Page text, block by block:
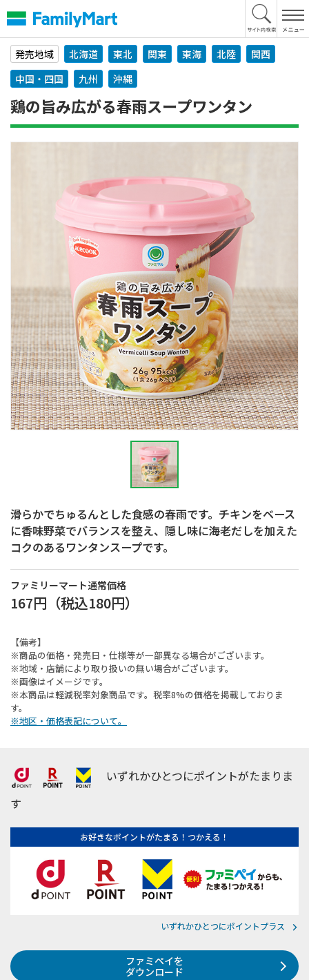
文
へ
発売地域
北海道 東北 関東 東海 北陸
関西
中国・四国
九州 沖縄
鶏の旨み広がる春雨スープワンタン
滑らかでちゅるんとした食感の春雨です。チキンをベース
に香味野菜でバランスを整え、隠し味に海老だしを加えた
コクのあるワンタンスープです。
ファミリーマート通常価格
167円 （税込180円）
【備考】
※商品の価格・発売日・仕様等が一部異なる場合がございます。
※地域・店舗により取り扱いの無い場合がございます。
※画像はイメージです。
※本商品は軽減税率対象商品です。税率8%の価格を掲載しておりま
す。
※地区・価格表記について。
いずれかひとつにポイントがたまりま
す
お好きなポイントがたまる！つかえる！
いずれかひとつにポイントプラス
ファミペイを
ダウンロード